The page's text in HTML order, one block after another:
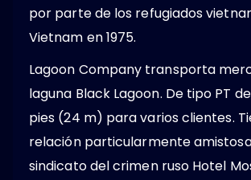
por parte de los refugiados
Vietnam en 1975.
Lagoon Company transporta
laguna Black Lagoon. De tipo PT
pies (24 m) para varios clientes.
relación particularmente
sindicato del crimen ruso Hotel